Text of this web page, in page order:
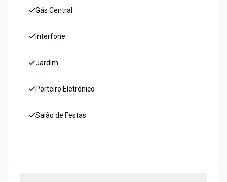
Gás Central
Interfone
Jardim
Porteiro Eletrônico
Salão de Festas